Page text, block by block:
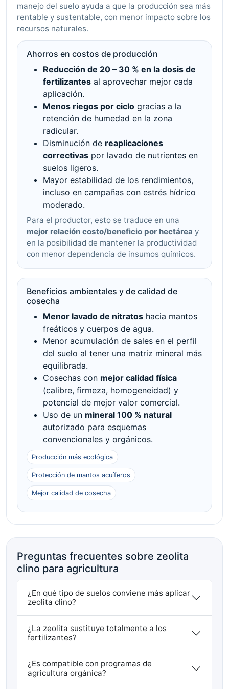
manejo del suelo ayuda a que la producción sea más
rentable y sustentable, con menor impacto sobre los
recursos naturales.
Ahorros en costos de producción
Reducción de 20 – 30 % en la dosis de
fertilizantes al aprovechar mejor cada
aplicación.
Menos riegos por ciclo gracias a la
retención de humedad en la zona
radicular.
Disminución de reaplicaciones
correctivas por lavado de nutrientes en
suelos ligeros.
Mayor estabilidad de los rendimientos,
incluso en campañas con estrés hídrico
moderado.
Para el productor, esto se traduce en una
mejor relación costo/beneficio por hectárea y
en la posibilidad de mantener la productividad
con menor dependencia de insumos químicos.
Beneficios ambientales y de calidad de
cosecha
Menor lavado de nitratos hacia mantos
freáticos y cuerpos de agua.
Menor acumulación de sales en el perfil
del suelo al tener una matriz mineral más
equilibrada.
Cosechas con mejor calidad física
(calibre, firmeza, homogeneidad) y
potencial de mejor valor comercial.
Uso de un mineral 100 % natural
autorizado para esquemas
convencionales y orgánicos.
Producción más ecológica
Protección de mantos acuíferos
Mejor calidad de cosecha
Preguntas frecuentes sobre zeolita
clino para agricultura
¿En qué tipo de suelos conviene más aplicar
zeolita clino?
¿La zeolita sustituye totalmente a los
fertilizantes?
¿Es compatible con programas de
agricultura orgánica?